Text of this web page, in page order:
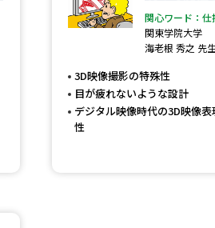
新増設大学・学部・学科特集
国際・
奨学金・特待
新学年スタート号特集ペー
新学年スタート号特集ページ（高2生用
SELFBRAND特集ページ
関心ワード：仕
関東学院大学
海老根 秀之 先
3D映像撮影の特殊性
目が疲れないような設計
デジタル映像時代の3D映像
性